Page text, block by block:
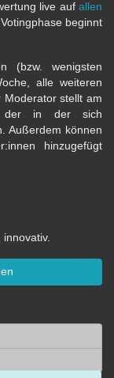
live auf allen
beginnt
(bzw. wenigsten
alle weiteren
stellt am
der in der sich
Außerdem können
hinzugefügt
innovativ.